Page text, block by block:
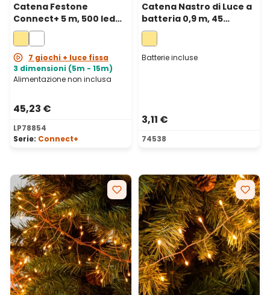
Catena Festone
Connect+ 5 m, 500 led
bianco caldo, cavo
trasparente,
prolungabile
7 giochi + luce fissa
3 dimensioni (5m - 15m)
Alimentazione non inclusa
45,23 €
LP78854
Serie: Connect+
Catena Nastro di Luce a
batteria 0,9 m, 45
microled bianco caldo,
cavo metal argento
Batterie incluse
3,11 €
74538